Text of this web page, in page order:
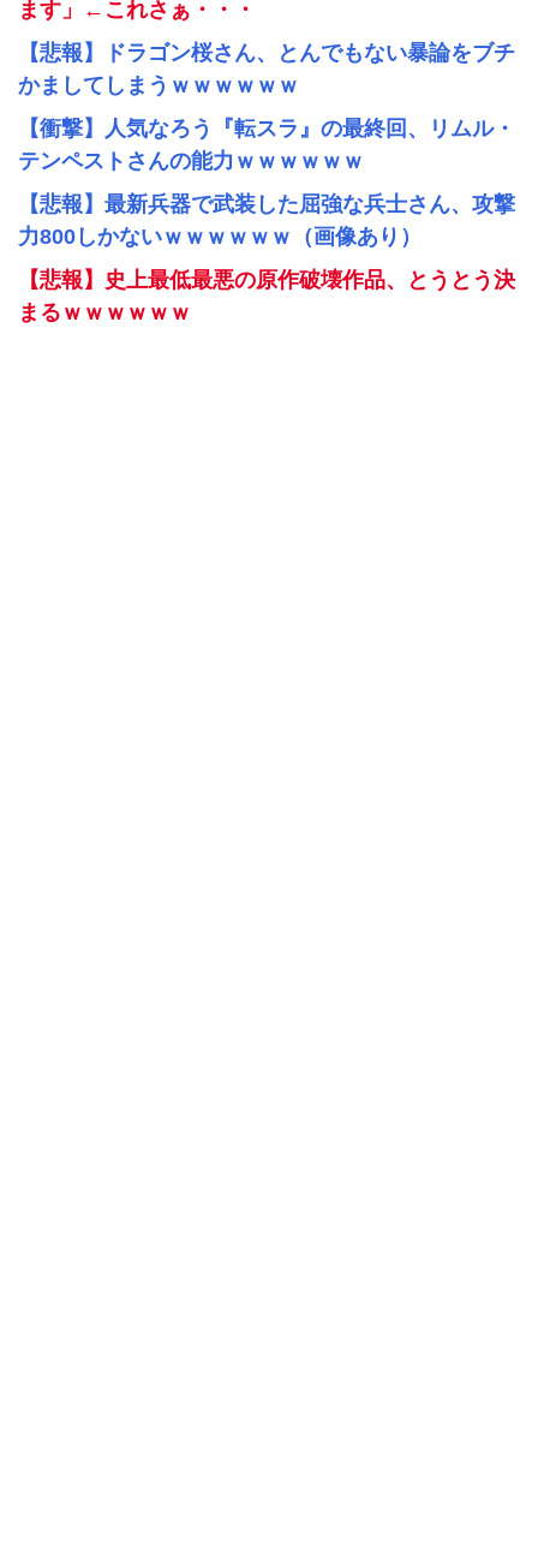
ます」←これさぁ・・・
【悲報】ドラゴン桜さん、とんでもない暴論をブチ
かましてしまうｗｗｗｗｗｗ
【衝撃】人気なろう『転スラ』の最終回、リムル・
テンペストさんの能力ｗｗｗｗｗｗ
【悲報】最新兵器で武装した屈強な兵士さん、攻撃
力800しかないｗｗｗｗｗｗ（画像あり）
【悲報】史上最低最悪の原作破壊作品、とうとう決
まるｗｗｗｗｗｗ